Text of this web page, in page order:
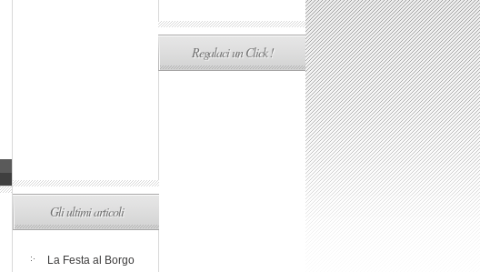
Gli ultimi articoli
La Festa al Borgo
Regalaci un Click !